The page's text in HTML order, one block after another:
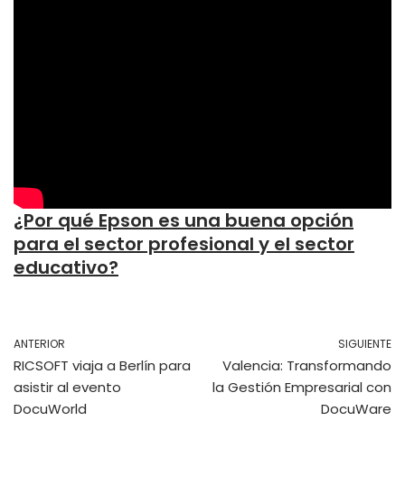
¿Por qué Epson es una buena opción
para el sector profesional y el sector
educativo?
ANTERIOR
RICSOFT viaja a Berlín para
asistir al evento
DocuWorld
SIGUIENTE
Valencia: Transformando
la Gestión Empresarial con
DocuWare